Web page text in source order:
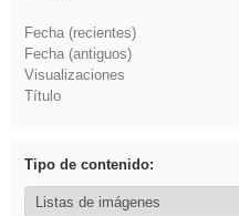
Fecha (recientes)
Fecha (antiguos)
Visualizaciones
Título
Tipo de contenido: